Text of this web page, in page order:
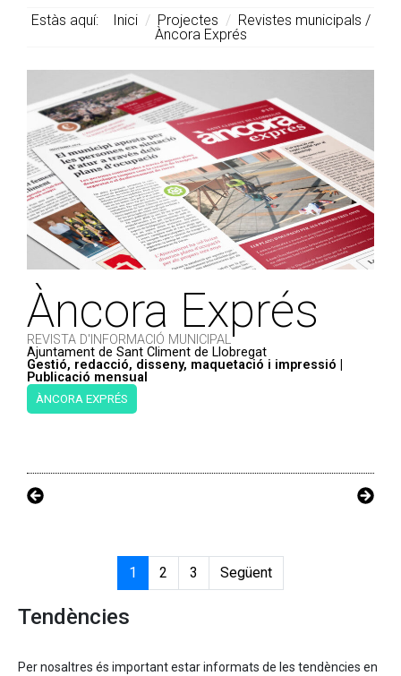
Estàs aquí: Inici / Projectes /Revistes municipals /
Àncora Exprés
Àncora Exprés
REVISTA D'INFORMACIÓ MUNICIPAL
Ajuntament de Sant Climent de Llobregat
Gestió, redacció, disseny, maquetació i impressió |
Publicació mensual
ÀNCORA EXPRÉS
1 2 3 Següent
Tendències
Per nosaltres és important estar informats de les tendències en